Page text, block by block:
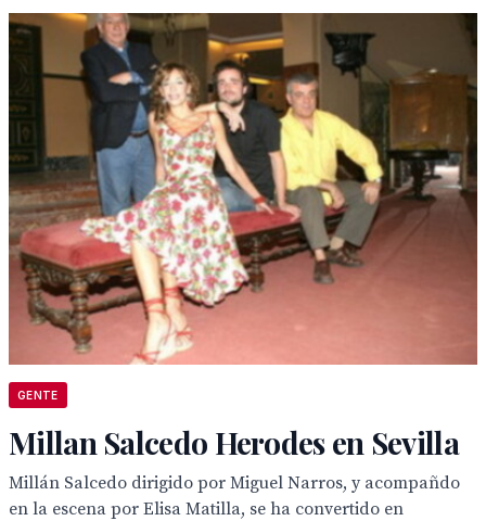
GENTE
Millan Salcedo Herodes en Sevilla
Millán Salcedo dirigido por Miguel Narros, y acompañdo
en la escena por Elisa Matilla, se ha convertido en